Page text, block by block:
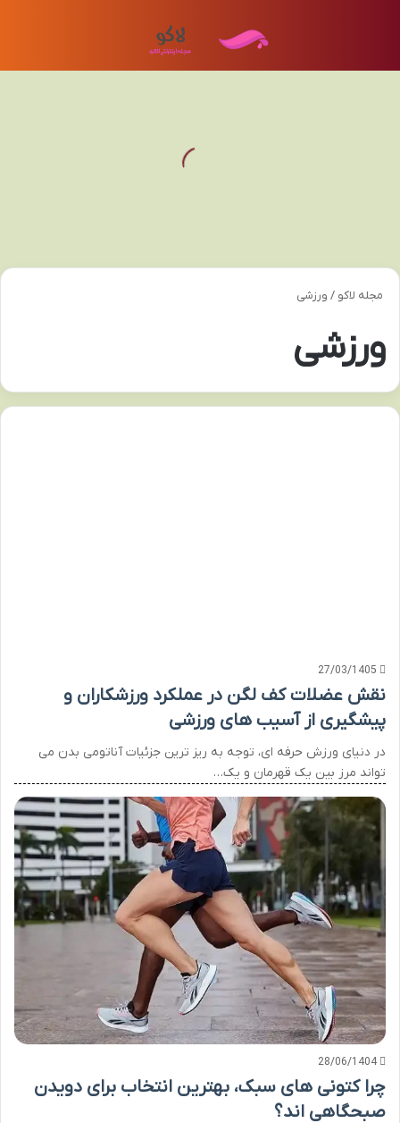
مجله لاکو / ورزشی
ورزشی
27/03/1405
نقش عضلات کف لگن در عملکرد ورزشکاران و
پیشگیری از آسیب های ورزشی
در دنیای ورزش حرفه ای، توجه به ریز ترین جزئیات آناتومی بدن می
تواند مرز بین یک قهرمان و یک…
28/06/1404
چرا کتونی های سبک، بهترین انتخاب برای دویدن
صبحگاهی اند؟